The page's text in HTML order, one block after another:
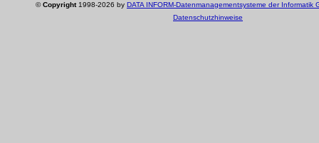
©Copyright1998-2026 by DATA INFORM-Datenmanagementsysteme der Informatik
Datenschutzhinweise